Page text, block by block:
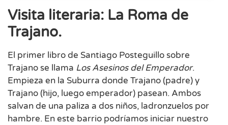
Visita literaria: La Roma de
Trajano.
El primer libro de Santiago Posteguillo sobre
Trajano se llama Los Asesinos del Emperador.
Empieza en la Suburra donde Trajano (padre) y
Trajano (hijo, luego emperador) pasean. Ambos
salvan de una paliza a dos niños, ladronzuelos por
hambre. En este barrio podríamos iniciar nuestro